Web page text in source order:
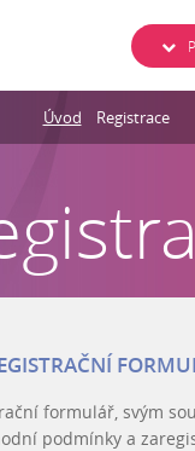
Úvod Registrace
formulář, svým
podmínky a